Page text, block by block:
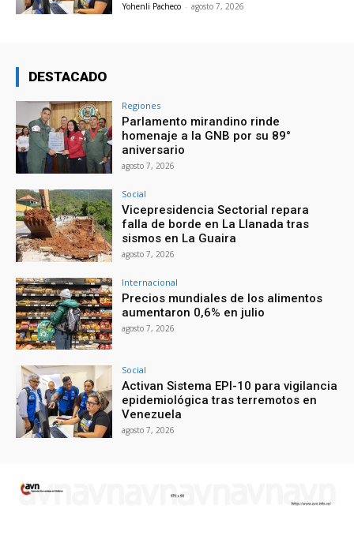
Yohenli Pacheco - agosto 7, 2026
DESTACADO
Regiones
Parlamento mirandino rinde
homenaje a la GNB por su 89°
aniversario
agosto 7, 2026
Social
Vicepresidencia Sectorial repara
falla de borde en La Llanada tras
sismos en La Guaira
agosto 7, 2026
Internacional
Precios mundiales de los alimentos
aumentaron 0,6% en julio
agosto 7, 2026
Social
Activan Sistema EPI-10 para vigilancia
epidemiológica tras terremotos en
Venezuela
agosto 7, 2026